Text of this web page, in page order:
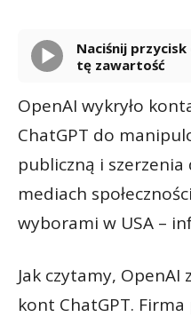
Naciśnij przycisk odtwarzania, aby odsłuchać
tę zawartość
OpenAI wykryło
ChatGPT do
publiczną i
mediach
wyborami w USA –
Jak czytamy, OpenAI
kont ChatGPT.